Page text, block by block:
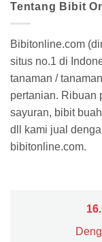
Tentang Bibit
Bibitonline.com
situs no.1 di
tanaman /
pertanian. Ribuan
sayuran, bibit
dll kami jual
bibitonline.com.